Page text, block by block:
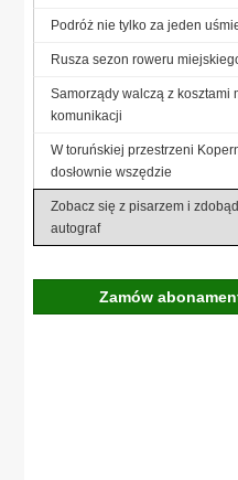
Podróż nie tylko za jeden
Rusza sezon roweru
Samorządy walczą z kosztami
komunikacji
W toruńskiej przestrzeni
dosłownie wszędzie
Zobacz się z pisarzem i
autograf
Zamów